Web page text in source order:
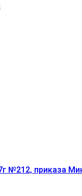
№212, приказа